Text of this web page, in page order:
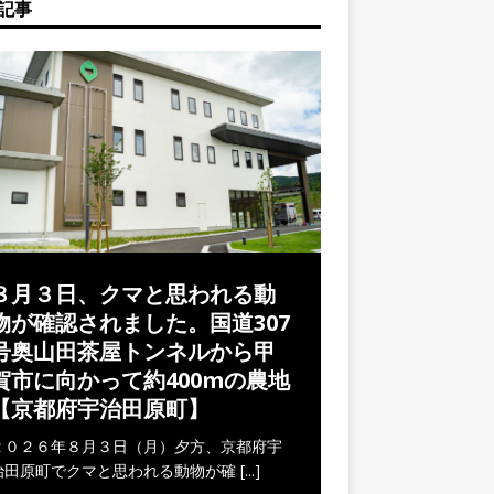
事
月３日、クマと思われる動
が確認されました。国道307
奥山田茶屋トンネルから甲
市に向かって約400mの農地
京都府宇治田原町】
０２６年８月３日（月）夕方、京都府宇
田原町でクマと思われる動物が確 [...]